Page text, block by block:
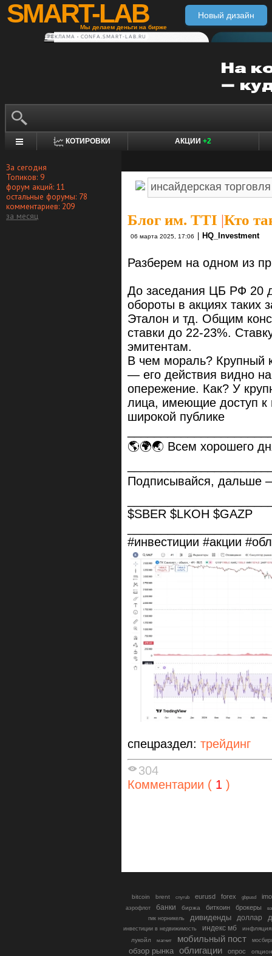
SMART-LAB
Мы делаем деньги на бирже
Новый дизайн
РЕКЛАМА • CONFA.SMART-LAB.RU
КОТИРОВКИ АКЦИИ +2
За сегодня
Топиков: 9
форум акций: 11
остальные форумы: 78
комментариев: 209
за месяц
Блог им. TTI |Кто
06 марта 2025, 17:06 HQ_Investment
Разберем на одном из
До заседания ЦБ РФ 20
обороты в акциях таких
Эталон и тд. Общим
ставки до 22-23%.
эмитентам.
В чем мораль? Крупный
— его действия видно
опережение. Как? У
лица, имеющие доступ к
широкой публике
🌎🌍🌏 Всем хорошего
Подписывайся, дальше
$SBER $LKOH $GAZP
#инвестиции #акции
спецраздел: трейдинг
304
Комментарии ( 1 )
bitcoin brent cnyrub eurusd forex gbpusd
аэрофлот банки биржа биткоин брокеры
гмк норникель
дивиденды доллар
инвестиции в недвижимость индекс мб
инфляция
лукойл
магнит мобильный пост
обзор рынка облигации опрос